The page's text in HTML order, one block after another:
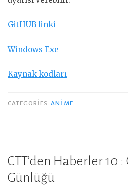
GitHUB linki
Windows Exe
Kaynak kodları
CATEGORIES ANIME
CTT’den Haberler 10 :
Günlüğü